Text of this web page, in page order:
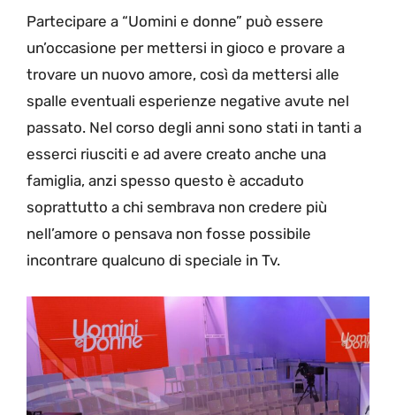
Partecipare a “Uomini e donne” può essere
un’occasione per mettersi in gioco e provare a
trovare un nuovo amore, così da mettersi alle
spalle eventuali esperienze negative avute nel
passato. Nel corso degli anni sono stati in tanti a
esserci riusciti e ad avere creato anche una
famiglia, anzi spesso questo è accaduto
soprattutto a chi sembrava non credere più
nell’amore o pensava non fosse possibile
incontrare qualcuno di speciale in Tv.